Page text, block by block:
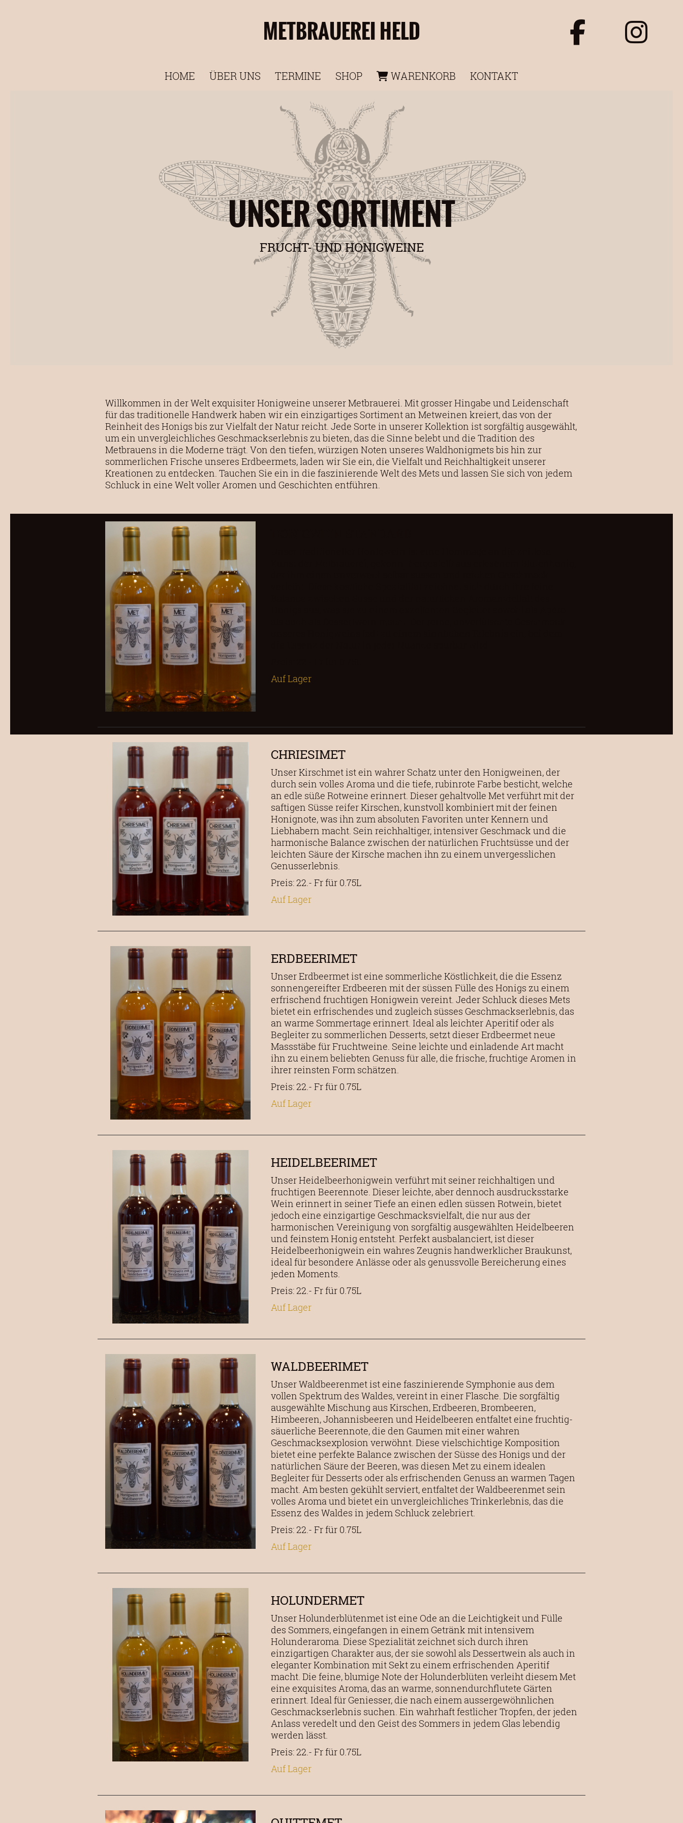
METBRAUEREI HELD
HOME ÜBER UNS TERMINE SHOP WARENKORB KONTAKT
UNSER SORTIMENT
FRUCHT- UND HONIGWEINE
Willkommen in der Welt exquisiter Honigweine unserer Metbrauerei. Mit grosser Hingabe und Leidenschaft
für das traditionelle Handwerk haben wir ein einzigartiges Sortiment an Metweinen kreiert, das von der
Reinheit des Honigs bis zur Vielfalt der Natur reicht. Jede Sorte in unserer Kollektion ist sorgfältig ausgewählt,
um ein unvergleichliches Geschmackserlebnis zu bieten, das die Sinne belebt und die Tradition des
Metbrauens in die Moderne trägt. Von den tiefen, würzigen Noten unseres Waldhonigmets bis hin zur
sommerlichen Frische unseres Erdbeermets, laden wir Sie ein, die Vielfalt und Reichhaltigkeit unserer
Kreationen zu entdecken. Tauchen Sie ein in die faszinierende Welt des Mets und lassen Sie sich von jedem
Schluck in eine Welt voller Aromen und Geschichten entführen.
Auf Lager
CHRIESIMET
Unser Kirschmet ist ein wahrer Schatz unter den Honigweinen, der
durch sein volles Aroma und die tiefe, rubinrote Farbe besticht, welche
an edle süße Rotweine erinnert. Dieser gehaltvolle Met verführt mit der
saftigen Süsse reifer Kirschen, kunstvoll kombiniert mit der feinen
Honignote, was ihn zum absoluten Favoriten unter Kennern und
Liebhabern macht. Sein reichhaltiger, intensiver Geschmack und die
harmonische Balance zwischen der natürlichen Fruchtsüsse und der
leichten Säure der Kirsche machen ihn zu einem unvergesslichen
Genusserlebnis.
Preis: 22.- Fr für 0.75L
Auf Lager
ERDBEERIMET
Unser Erdbeermet ist eine sommerliche Köstlichkeit, die die Essenz
sonnengereifter Erdbeeren mit der süssen Fülle des Honigs zu einem
erfrischend fruchtigen Honigwein vereint. Jeder Schluck dieses Mets
bietet ein erfrischendes und zugleich süsses Geschmackserlebnis, das
an warme Sommertage erinnert. Ideal als leichter Aperitif oder als
Begleiter zu sommerlichen Desserts, setzt dieser Erdbeermet neue
Massstäbe für Fruchtweine. Seine leichte und einladende Art macht
ihn zu einem beliebten Genuss für alle, die frische, fruchtige Aromen in
ihrer reinsten Form schätzen.
Preis: 22.- Fr für 0.75L
Auf Lager
HEIDELBEERIMET
Unser Heidelbeerhonigwein verführt mit seiner reichhaltigen und
fruchtigen Beerennote. Dieser leichte, aber dennoch ausdrucksstarke
Wein erinnert in seiner Tiefe an einen edlen süssen Rotwein, bietet
jedoch eine einzigartige Geschmacksvielfalt, die nur aus der
harmonischen Vereinigung von sorgfältig ausgewählten Heidelbeeren
und feinstem Honig entsteht. Perfekt ausbalanciert, ist dieser
Heidelbeerhonigwein ein wahres Zeugnis handwerklicher Braukunst,
ideal für besondere Anlässe oder als genussvolle Bereicherung eines
jeden Moments.
Preis: 22.- Fr für 0.75L
Auf Lager
WALDBEERIMET
Unser Waldbeerenmet ist eine faszinierende Symphonie aus dem
vollen Spektrum des Waldes, vereint in einer Flasche. Die sorgfältig
ausgewählte Mischung aus Kirschen, Erdbeeren, Brombeeren,
Himbeeren, Johannisbeeren und Heidelbeeren entfaltet eine fruchtig-
säuerliche Beerennote, die den Gaumen mit einer wahren
Geschmacksexplosion verwöhnt. Diese vielschichtige Komposition
bietet eine perfekte Balance zwischen der Süsse des Honigs und der
natürlichen Säure der Beeren, was diesen Met zu einem idealen
Begleiter für Desserts oder als erfrischenden Genuss an warmen Tagen
macht. Am besten gekühlt serviert, entfaltet der Waldbeerenmet sein
volles Aroma und bietet ein unvergleichliches Trinkerlebnis, das die
Essenz des Waldes in jedem Schluck zelebriert.
Preis: 22.- Fr für 0.75L
Auf Lager
HOLUNDERMET
Unser Holunderblütenmet ist eine Ode an die Leichtigkeit und Fülle
des Sommers, eingefangen in einem Getränk mit intensivem
Holunderaroma. Diese Spezialität zeichnet sich durch ihren
einzigartigen Charakter aus, der sie sowohl als Dessertwein als auch in
eleganter Kombination mit Sekt zu einem erfrischenden Aperitif
macht. Die feine, blumige Note der Holunderblüten verleiht diesem Met
eine exquisites Aroma, das an warme, sonnendurchflutete Gärten
erinnert. Ideal für Geniesser, die nach einem aussergewöhnlichen
Geschmackserlebnis suchen. Ein wahrhaft festlicher Tropfen, der jeden
Anlass veredelt und den Geist des Sommers in jedem Glas lebendig
werden lässt.
Preis: 22.- Fr für 0.75L
Auf Lager